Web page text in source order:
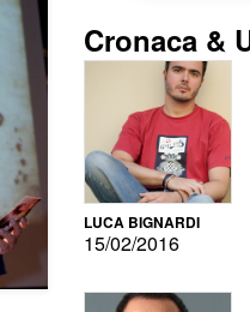
Cronaca &
LUCA BIGNARDI
15/02/2016